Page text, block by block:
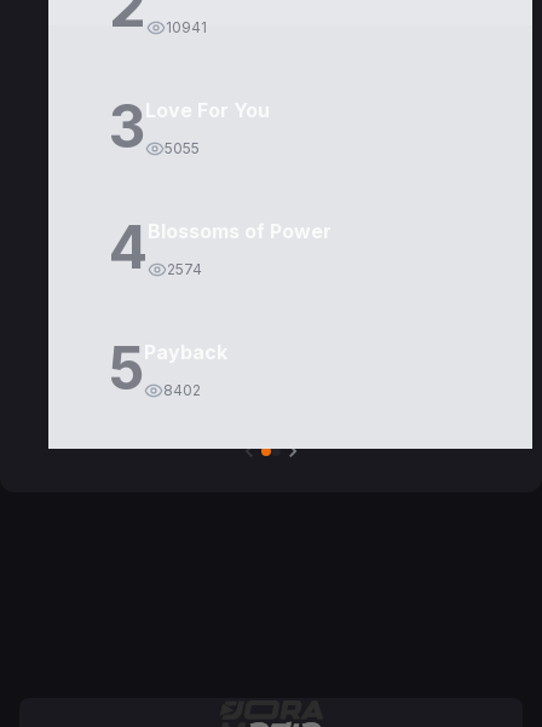
10941
3Love For You
5055
4Blossoms of Power
2574
5Payback
8402